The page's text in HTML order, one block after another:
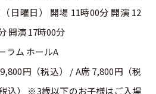
日曜日） 開場 11時00分 開演 12
開演 17時00分
ラム ホールA
円（税込） / A席 7,800円（税
込） ※3歳以下のお子様はご入場